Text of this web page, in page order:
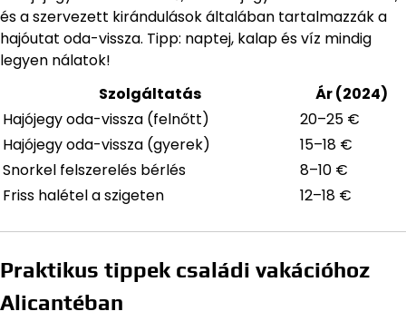
és a szervezett kirándulások általában tartalmazzák a
hajóutat oda-vissza. Tipp: naptej, kalap és víz mindig
legyen nálatok!
Szolgáltatás
Ár (2024)
Hajójegy oda-vissza (felnőtt)
20–25 €
Hajójegy oda-vissza (gyerek)
15–18 €
Snorkel felszerelés bérlés
8–10 €
Friss halétel a szigeten
12–18 €
Praktikus tippek családi vakációhoz
Alicantéban